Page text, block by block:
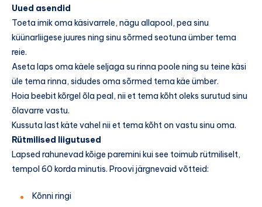
Uued asendid
Toeta imik oma käsivarrele, nägu allapool, pea sinu
küünarliigese juures ning sinu sõrmed seotuna ümber tema
reie.
Aseta laps oma käele seljaga su rinna poole ning su teine käsi
üle tema rinna, sidudes oma sõrmed tema käe ümber.
Hoia beebit kõrgel õla peal, nii et tema kõht oleks surutud sinu
õlavarre vastu.
Kussuta last käte vahel nii et tema kõht on vastu sinu oma.
Rütmilised liigutused
Lapsed rahunevad kõige paremini kui see toimub rütmiliselt,
tempol 60 korda minutis. Proovi järgnevaid võtteid:
Kõnni ringi